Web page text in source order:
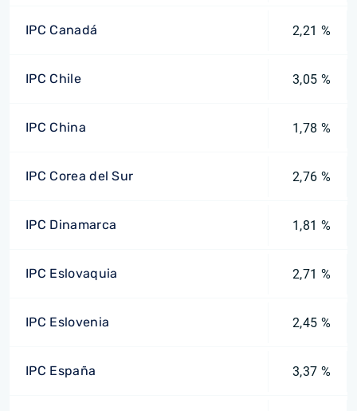
IPC Canadá 2,21 %
IPC Chile 3,05 %
IPC China 1,78 %
IPC Corea del Sur 2,76 %
IPC Dinamarca 1,81 %
IPC Eslovaquia 2,71 %
IPC Eslovenia 2,45 %
IPC España 3,37 %